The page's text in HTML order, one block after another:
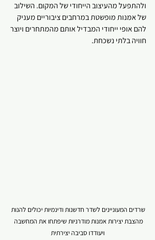
ולהתפעל מהעיצוב הייחודי של המקום. השילוב
של אמנות מופשטת במרחבים ציבוריים מעניק
להם אופי ייחודי המבדיל אותם מהמתחרים ויוצר
חוויה בלתי נשכחת.
שרדים המעוניינים לשדר חדשנות ודינמיות יכולים להנות
מהצבת יצירות אמנות מודרניות שיפתחו את המחשבה
ויעודדו סביבה יצירתית